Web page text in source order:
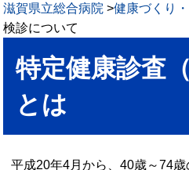
滋賀県立総合病院 >健康づくり
検診について
特定健康診査
とは
平成20年4月から、40歳～74